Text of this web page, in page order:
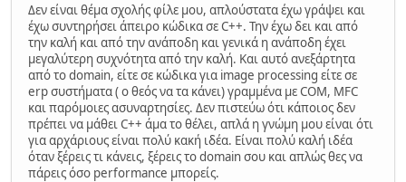
Δεν είναι θέμα σχολής φίλε μου, απλούστατα έχω γράψει και
έχω συντηρήσει άπειρο κώδικα σε C++. Την έχω δει και από
την καλή και από την ανάποδη και γενικά η ανάποδη έχει
μεγαλύτερη συχνότητα από την καλή. Και αυτό ανεξάρτητα
από το domain, είτε σε κώδικα για image processing είτε σε
erp συστήματα ( ο θεός να τα κάνει) γραμμένα με COM, MFC
και παρόμοιες ασυναρτησίες. Δεν πιστεύω ότι κάποιος δεν
πρέπει να μάθει C++ άμα το θέλει, απλά η γνώμη μου είναι ότι
για αρχάριους είναι πολύ κακή ιδέα. Είναι πολύ καλή ιδέα
όταν ξέρεις τι κάνεις, ξέρεις το domain σου και απλώς θες να
πάρεις όσο performance μπορείς.